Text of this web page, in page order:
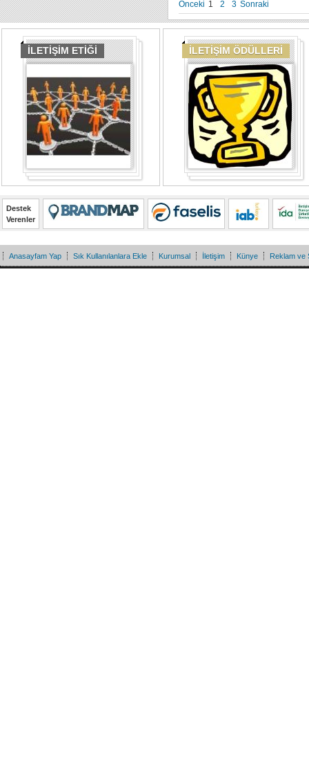
Önceki 1 2 3 Sonraki
İLETİŞİM ETİĞİ İLETİŞİM ÖDÜLLERİ
Destek
Verenler
Anasayfam Yap Sık Kullanılanlara Ekle Kurumsal İletişim Künye Reklam ve